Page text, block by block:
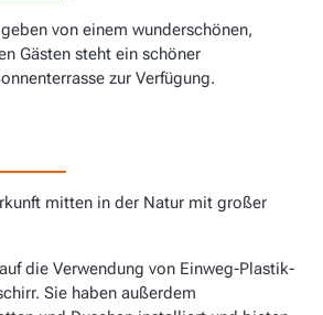
von einem wunderschönen,
Gästen steht ein schöner
zur Verfügung.
mitten in der Natur mit großer
die Verwendung von Einweg-Plastik-
Sie haben außerdem